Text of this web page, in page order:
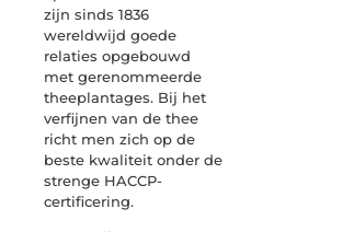
zijn sinds 1836
wereldwijd goede
relaties opgebouwd
met gerenommeerde
theeplantages. Bij het
verfijnen van de thee
richt men zich op de
beste kwaliteit onder de
strenge HACCP-
certificering.